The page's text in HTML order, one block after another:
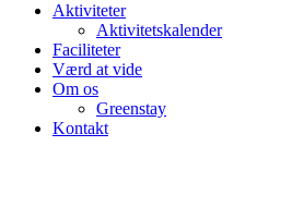
Aktiviteter
Aktivitetskalender
Faciliteter
Værd at vide
Om os
Greenstay
Kontakt